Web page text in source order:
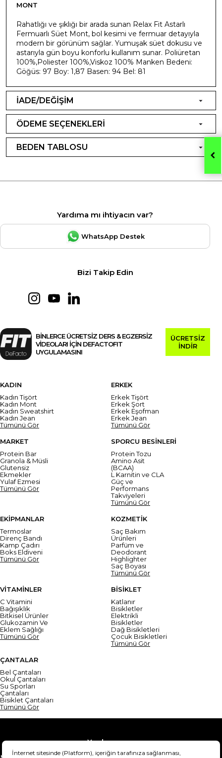
MONT
Rahatlığı ve şıklığı bir arada sunan Relax Fit Astarlı
Fermuarlı Süet Mont, bol kesimi ve fermuar detayıyla
modern bir görünüm sağlar. Yumuşak süet dokusu ve
astarıyla gün boyu konforlu kullanım sunar. Poliüretan
100%,Poliester 100%,Viskoz 100% Manken Bedeni:
Göğüs: 97 Boy: 1,87 Basen: 94 Bel: 81
İADE/DEĞİŞİM
ÖDEME SEÇENEKLERİ
BEDEN TABLOSU
Yardıma mı ihtiyacın var?
WhatsApp Destek
Bizi Takip Edin
BİNLERCE ÜCRETSİZ DERS & EGZERSİZ
VİDEOLARI İÇİN DEFACTOFIT
UYGULAMASINI
ÜCRETSİZ
İNDİR
KADIN
Kadın Tişört
Kadın Mont
Kadın Sweatshirt
Kadın Jean
Tümünü Gör
ERKEK
Erkek Tişört
Erkek Şort
Erkek Eşofman
Erkek Jean
Tümünü Gör
MARKET
Protein Bar
Granola & Müsli
Glutensiz
Ekmekler
Yulaf Ezmesi
Tümünü Gör
SPORCU BESİNLERİ
Protein Tozu
Amino Asit
(BCAA)
L Karnitin ve CLA
Güç ve
Performans
Takviyeleri
Tümünü Gör
EKİPMANLAR
Termoslar
Direnç Bandı
Kamp Çadırı
Boks Eldiveni
Tümünü Gör
KOZMETİK
Saç Bakım
Ürünleri
Parfüm ve
Deodorant
Highlighter
Saç Boyası
Tümünü Gör
VİTAMİNLER
C Vitamini
Bağışıklık
Bitkisel Ürünler
Glukozamin Ve
Eklem Sağlığı
Tümünü Gör
BİSİKLET
Katlanır
Bisikletler
Elektrikli
Bisikletler
Dağ Bisikletleri
Çocuk Bisikletleri
Tümünü Gör
ÇANTALAR
Bel Çantaları
Okul Çantaları
Su Sporları
Çantaları
Bisiklet Çantaları
Tümünü Gör
Yardım